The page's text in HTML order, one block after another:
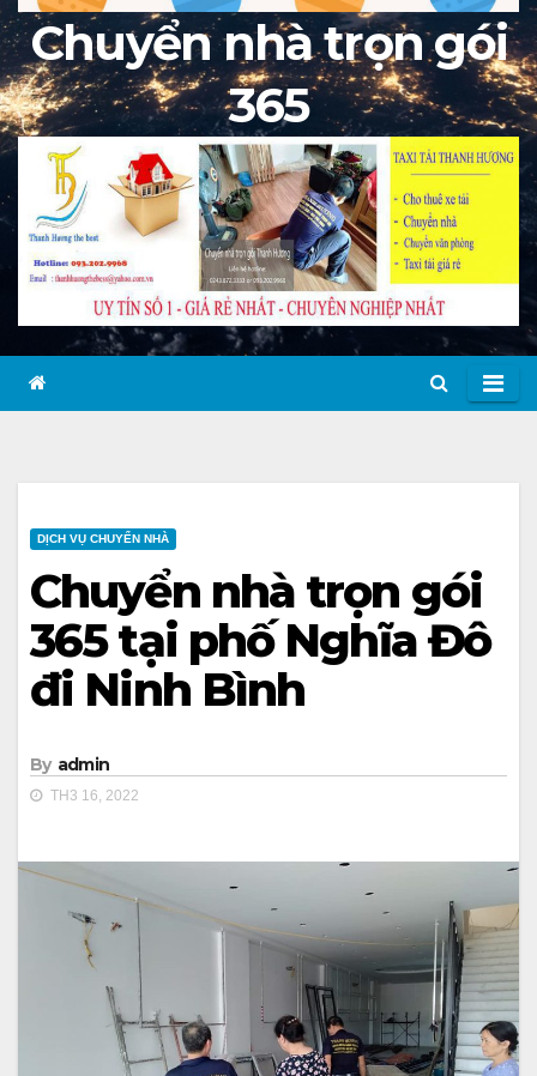
Chuyển nhà trọn gói
365
DỊCH VỤ CHUYỂN NHÀ
Chuyển nhà trọn gói
365 tại phố Nghĩa Đô
đi Ninh Bình
By admin
TH3 16, 2022